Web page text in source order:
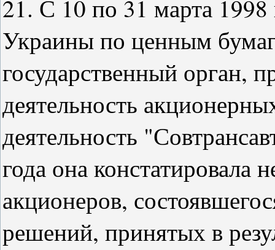
21. С 10 по 31 марта 1998
Украины по ценным
государственный орган,
деятельность
деятельность
года она констатировала
акционеров,
решений, принятых в